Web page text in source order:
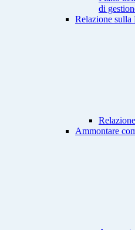
di
Relazione sulla
Ammontare